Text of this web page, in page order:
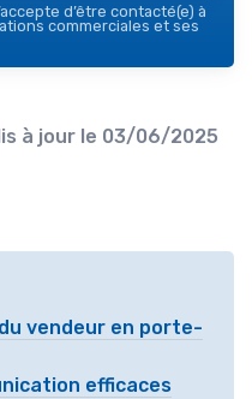
d’être contacté(e) à
commerciales et ses
à jour le 03/06/2025
vendeur en porte-
efficaces